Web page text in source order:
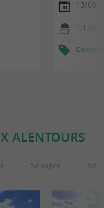
13/08/
1,1 km
ALENTOURS
Se loger Se